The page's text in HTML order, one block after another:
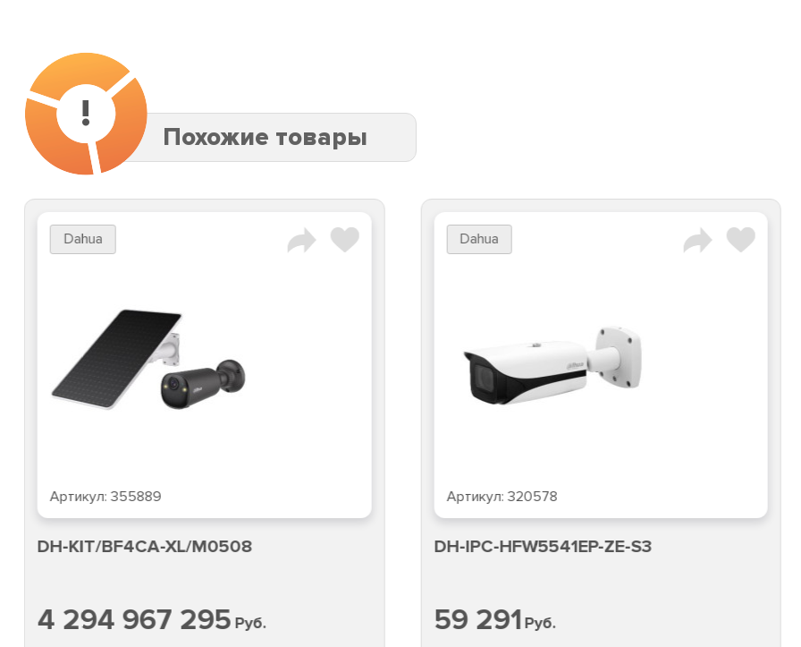
!
Похожие товары
Dahua
Артикул:355889
DH-KIT/BF4CA-XL/M0508
4 294 967 295 Руб.
Dahua
Артикул:320578
DH-IPC-HFW5541EP-ZE-S3
59 291Руб.